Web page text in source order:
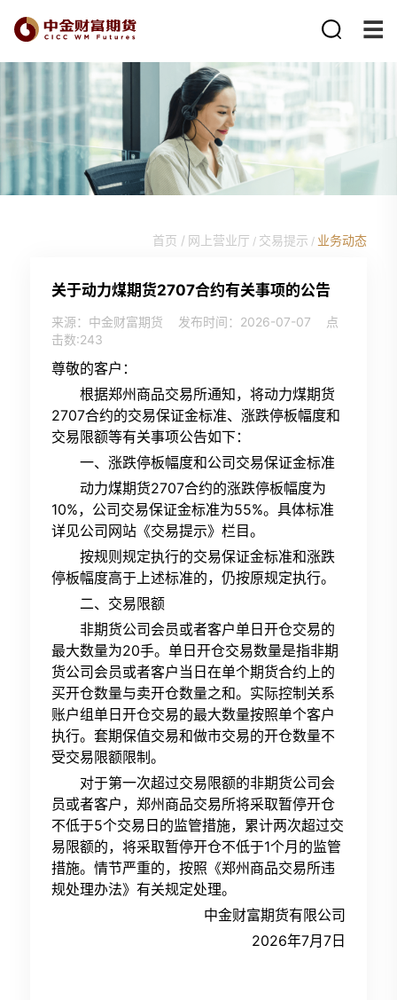
首页 / 网上营业厅 / 交易提示 / 业务动态
关于动力煤期货2707合约有关事项的公告
来源：中金财富期货 发布时间：2026-07-07
点
击数:243
尊敬的客户：
根据郑州商品交易所通知，将动力煤期货
2707合约的交易保证金标准、涨跌停板幅度和
交易限额等有关事项公告如下：
一、涨跌停板幅度和公司交易保证金标准
动力煤期货2707合约的涨跌停板幅度为
10%，公司交易保证金标准为55%。具体标准
详见公司网站《交易提示》栏目。
按规则规定执行的交易保证金标准和涨跌
停板幅度高于上述标准的，仍按原规定执行。
二、交易限额
非期货公司会员或者客户单日开仓交易的
最大数量为20手。单日开仓交易数量是指非期
货公司会员或者客户当日在单个期货合约上的
买开仓数量与卖开仓数量之和。实际控制关系
账户组单日开仓交易的最大数量按照单个客户
执行。套期保值交易和做市交易的开仓数量不
受交易限额限制。
对于第一次超过交易限额的非期货公司会
员或者客户，郑州商品交易所将采取暂停开仓
不低于5个交易日的监管措施，累计两次超过交
易限额的，将采取暂停开仓不低于1个月的监管
措施。情节严重的，按照《郑州商品交易所违
规处理办法》有关规定处理。
中金财富期货有限公司
2026年7月7日